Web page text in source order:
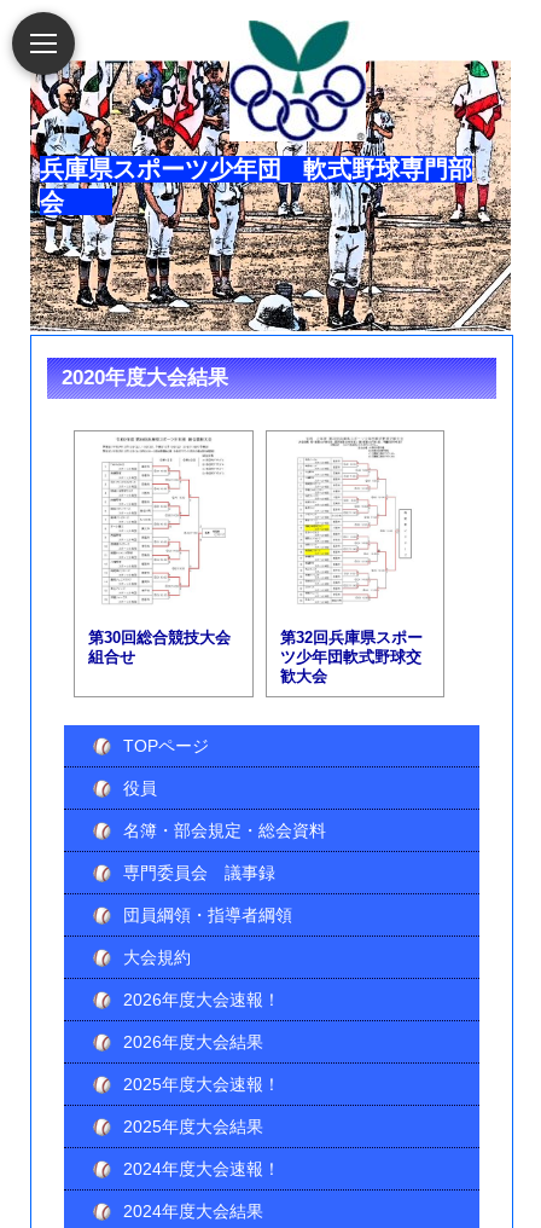
兵庫県スポーツ少年団 軟式野球専門部
会
2020年度大会結果
第30回総合競技大会
組合せ
第32回兵庫県スポー
ツ少年団軟式野球交
歓大会
TOPページ
役員
名簿・部会規定・総会資料
専門委員会 議事録
団員綱領・指導者綱領
大会規約
2026年度大会速報！
2026年度大会結果
2025年度大会速報！
2025年度大会結果
2024年度大会速報！
2024年度大会結果